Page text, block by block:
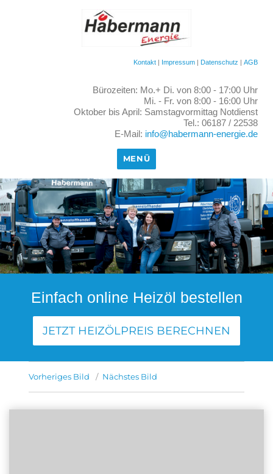
Kontakt | Impressum | Datenschutz | AGB
Bürozeiten: Mo.+ Di. von 8:00 - 17:00 Uhr
Mi. - Fr. von 8:00 - 16:00 Uhr
Oktober bis April: Samstagvormittag Notdienst
Tel.: 06187 / 22538
E-Mail: info@habermann-energie.de
MENÜ
Einfach online Heizöl bestellen
JETZT HEIZÖLPREIS BERECHNEN
Vorheriges Bild Nächstes Bild